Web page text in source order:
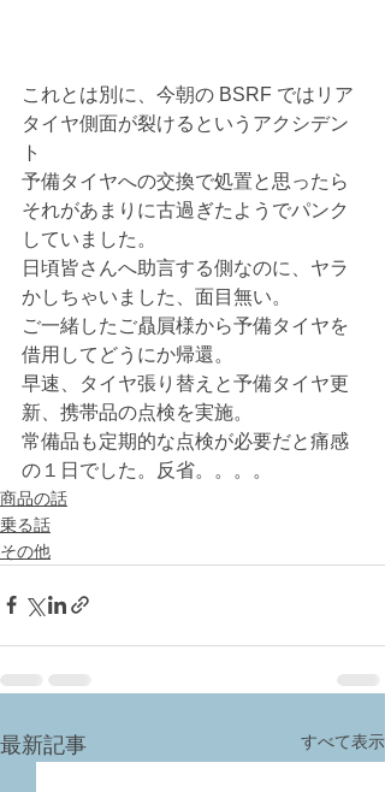
これとは別に、今朝の BSRF ではリア
タイヤ側面が裂けるというアクシデン
ト
予備タイヤへの交換で処置と思ったら
それがあまりに古過ぎたようでパンク
していました。
日頃皆さんへ助言する側なのに、ヤラ
かしちゃいました、面目無い。
ご一緒したご贔屓様から予備タイヤを
借用してどうにか帰還。
早速、タイヤ張り替えと予備タイヤ更
新、携帯品の点検を実施。
常備品も定期的な点検が必要だと痛感
の１日でした。反省。。。。
商品の話
乗る話
その他
最新記事 すべて表示